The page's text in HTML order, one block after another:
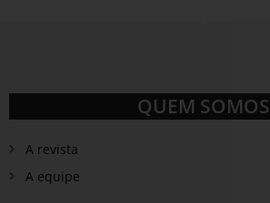
QUEM SOMOS
A revista
A equipe